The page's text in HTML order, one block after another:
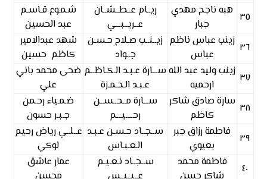
٣٥ هبه ناجح مهدي
جبار
ريــام عــطــشــان
عــريــبـــي
شـمـوع قـاسـم
عبد الحسين
٣٦ زينب عباس ناظم
عباس
زيــنــب صـلاح حـسـن
جــواد
شهد عبدالامير
كاظم حسين
٣٧ زينب وليد عبد الله
ارحميه
ســـارة عـبـد الـكـاظــم
عـبـد الـحـمـزة
ضحى محمد باني
علي
٣٨ سارة صادق شاكر
كاظم
ســـارة مــحــســن
رحــــيـــم
ضـمـياء رحـمن
جـبـر حسون
٣٩
فاطمة رزاق جبر
بعيوي
ســجــاد حـسـن عـبـد
الـعـبـاس
عــلــي رياض رحيم
لوكي
٤٠
فاطمة محمد
ســجــاد نـعـيـم
عمار عاشق